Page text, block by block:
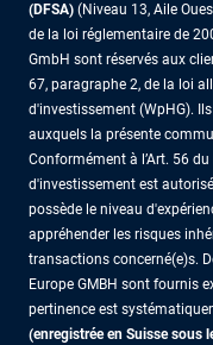
(DFSA) (Niveau 13, Aile
de la loi réglementaire de
GmbH sont réservés aux
67, paragraphe 2, de la loi
d'investissement (WpHG).
auxquels la présente
Conformément à l’Art. 56
d'investissement est
possède le niveau
appréhender les risques
transactions concerné(e)s.
Europe GMBH sont fournis
pertinence est
(enregistrée en Suisse sous